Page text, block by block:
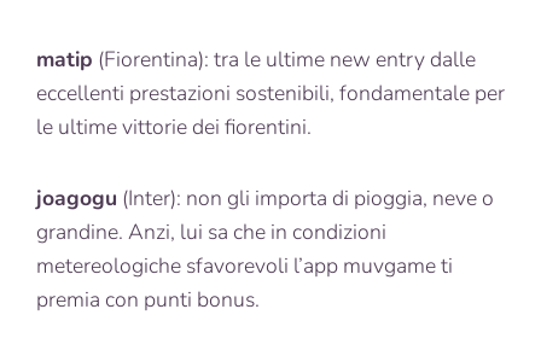
matip (Fiorentina): tra le ultime new entry dalle
eccellenti prestazioni sostenibili, fondamentale per
le ultime vittorie dei fiorentini.
joagogu (Inter): non gli importa di pioggia, neve o
grandine. Anzi, lui sa che in condizioni
metereologiche sfavorevoli l’app muvgame ti
premia con punti bonus.